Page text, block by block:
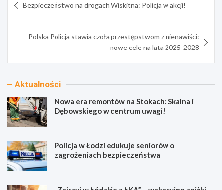
wpisu
Bezpieczeństwo na drogach Wiskitna: Policja w akcji!
Polska Policja stawia czoła przestępstwom z nienawiści:
nowe cele na lata 2025-2028
Aktualności
Nowa era remontów na Stokach: Skalna i
Dębowskiego w centrum uwagi!
Policja w Łodzi edukuje seniorów o
zagrożeniach bezpieczeństwa